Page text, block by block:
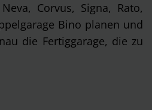
Corvus, Signa, Rato,
Bino planen und
die Fertiggarage, die zu